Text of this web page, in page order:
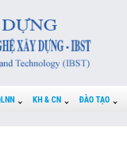
KH & CN ĐÀO TẠO